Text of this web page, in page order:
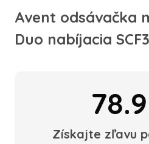
Avent odsávačka
Duo nabíjacia
Získajte zľavu